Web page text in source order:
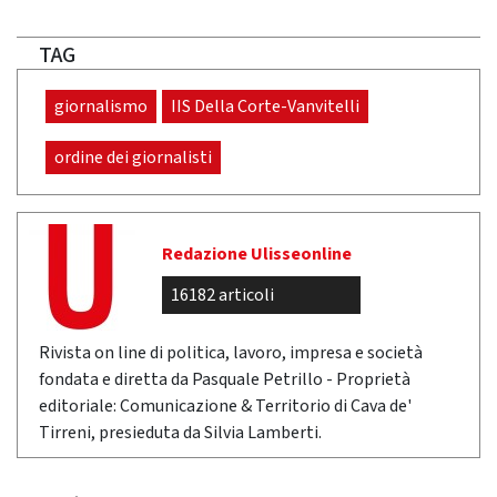
TAG
giornalismo IIS Della Corte-Vanvitelli
ordine dei giornalisti
Redazione Ulisseonline
16182 articoli
Rivista on line di politica, lavoro, impresa e società
fondata e diretta da Pasquale Petrillo - Proprietà
editoriale: Comunicazione & Territorio di Cava de'
Tirreni, presieduta da Silvia Lamberti.